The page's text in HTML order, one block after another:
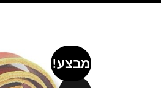
מבצע!